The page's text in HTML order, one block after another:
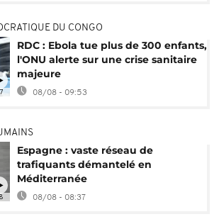
DU CONGO
RDC : Ebola tue plus de 300 enfants,
l'ONU alerte sur une crise sanitaire
majeure
08/08 - 09:53
Espagne : vaste réseau de
trafiquants démantelé en
Méditerranée
08/08 - 08:37